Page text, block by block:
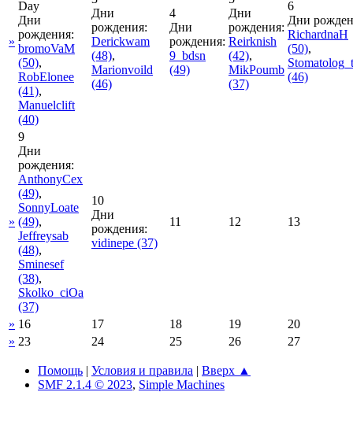
»
Day
Дни
рождения:
bromoVaM
(50),
RobElonee
(41),
Manuelclift
(40)
Дни
рождения:
Derickwam
(48),
Marionvoild
(46)
4
Дни
рождения:
9_bdsn
(49)
Дни
рождения:
Reirknish
(42),
MikPoumb
(37)
6
Дни
RichardnaH
(50),
(46)
»
9
Дни
рождения:
AnthonyCex
(49),
SonnyLoate
(49),
Jeffreysab
(48),
Sminesef
(38),
Skolko_ciOa
(37)
10
Дни
рождения:
vidinepe (37)
11 12 13
» 16 17 18 19
20
» 23 24 25 26 27
Помощь | Условия и правила | Вверх ▲
SMF 2.1.4 © 2023, Simple Machines